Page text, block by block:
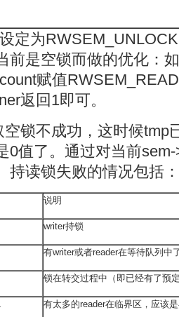
定为
前是空锁而做的优化：
赋值
返回1即可。
锁不成功，这时候tmp
0值了。通过对当前
持读锁失败的情况包括：
说明
writer持锁
有writer或者reader在等待队列中
锁在转交过程中（即已经有了预
有太多的reader在临界区，应该